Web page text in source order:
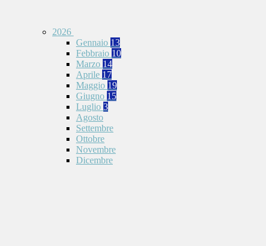
2026
Gennaio 13
Febbraio 10
Marzo 14
Aprile 17
Maggio 19
Giugno 15
Luglio 3
Agosto
Settembre
Ottobre
Novembre
Dicembre